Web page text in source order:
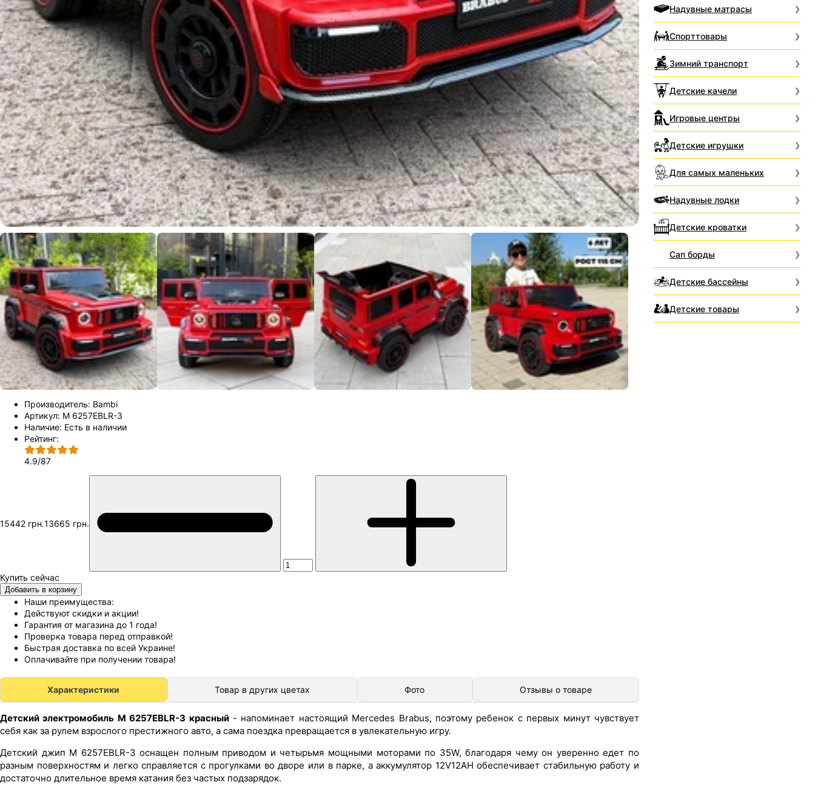
Производитель: Bambi
Артикул: M 6257EBLR-3
Наличие: Есть в наличии
Рейтинг:
4.9/87
15442 грн.13665 грн.
Добавить в корзину
Наши преимущества:
Действуют скидки и акции!
Гарантия от магазина до 1 года!
Проверка товара перед отправкой!
Быстрая доставка по всей Украине!
Оплачивайте при получении товара!
Характеристики Товар в других цветах Фото Отзывы о товаре
Детский электромобиль M 6257EBLR-3 красный- напоминает настоящий Mercedes Brabus, поэтому ребенок с первых минут чувствует
себя как за рулем взрослого престижного авто, а сама поездка превращается в увлекательную игру.
Детский джип M 6257EBLR-3 оснащен полным приводом и четырьмя мощными моторами по 35W, благодаря чему он уверенно едет по
разным поверхностям и легко справляется с прогулками во дворе или в парке, а аккумулятор 12V12AH обеспечивает стабильную работу и
достаточно длительное время катания без частых подзарядок.
Надувные матрасы
Спорттовары
Зимний транспорт
Детские качели
Игровые центры
Детские игрушки
Для самых маленьких
Надувные лодки
Детские кроватки
Сап борды
Детские бассейны
Детские товары